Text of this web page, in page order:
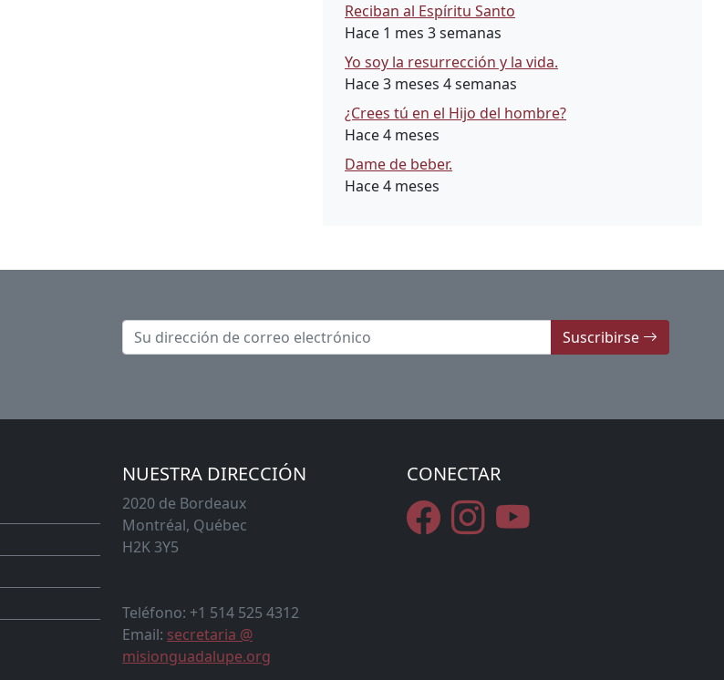
Reciban al Espíritu Santo
Hace 1 mes 3 semanas
Yo soy la resurrección y la vida.
Hace 3 meses 4 semanas
¿Crees tú en el Hijo del hombre?
Hace 4 meses
Dame de beber.
Hace 4 meses
Suscribirse
NUESTRA DIRECCIÓN
2020 de Bordeaux
Montréal, Québec
H2K 3Y5
Teléfono: +1 514 525 4312
Email: secretaria @
misionguadalupe.org
CONECTAR